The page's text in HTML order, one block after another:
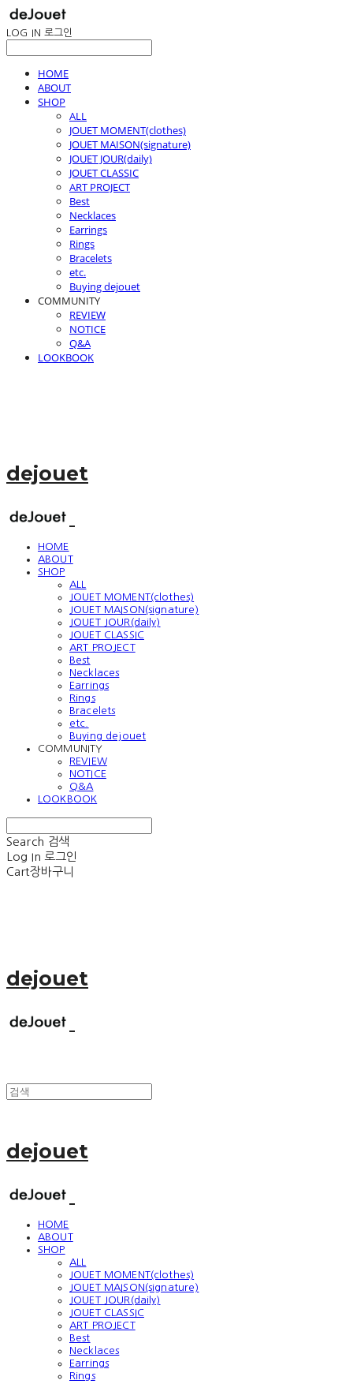
LOG IN 로그인
HOME
ABOUT
SHOP
ALL
JOUET MOMENT(clothes)
JOUET MAISON(signature)
JOUET JOUR(daily)
JOUET CLASSIC
ART PROJECT
Best
Necklaces
Earrings
Rings
Bracelets
etc.
Buying dejouet
COMMUNITY
REVIEW
NOTICE
Q&A
LOOKBOOK
dejouet
HOME
ABOUT
SHOP
ALL
JOUET MOMENT(clothes)
JOUET MAISON(signature)
JOUET JOUR(daily)
JOUET CLASSIC
ART PROJECT
Best
Necklaces
Earrings
Rings
Bracelets
etc.
Buying dejouet
COMMUNITY
REVIEW
NOTICE
Q&A
LOOKBOOK
Search 검색
Log In 로그인
Cart장바구니
dejouet
dejouet
HOME
ABOUT
SHOP
ALL
JOUET MOMENT(clothes)
JOUET MAISON(signature)
JOUET JOUR(daily)
JOUET CLASSIC
ART PROJECT
Best
Necklaces
Earrings
Rings